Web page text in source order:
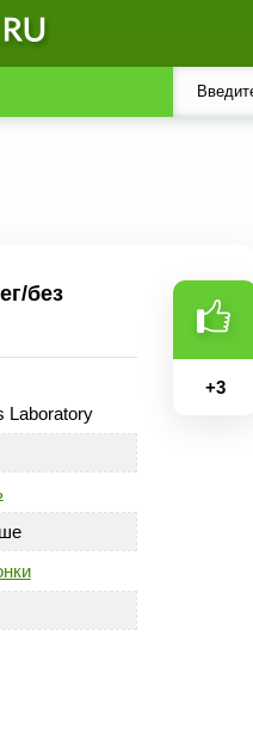
без
Laboratory
+3